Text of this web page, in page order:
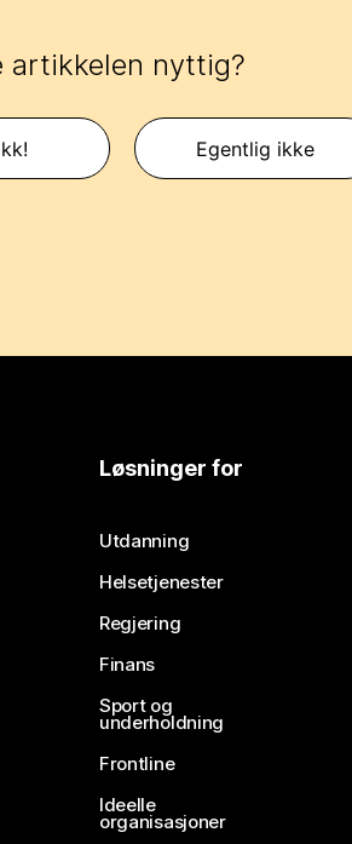
artikkelen nyttig?
Egentlig ikke
Løsninger for
Utdanning
Helsetjenester
Regjering
Finans
Sport og
underholdning
Frontline
Ideelle
organisasjoner